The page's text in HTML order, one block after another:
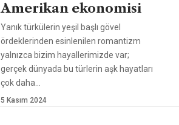
Amerikan ekonomisi
Yanık türkülerin yeşil başlı gövel
ördeklerinden esinlenilen romantizm
yalnızca bizim hayallerimizde var;
gerçek dünyada bu türlerin aşk hayatları
çok daha
5 Kasım 2024